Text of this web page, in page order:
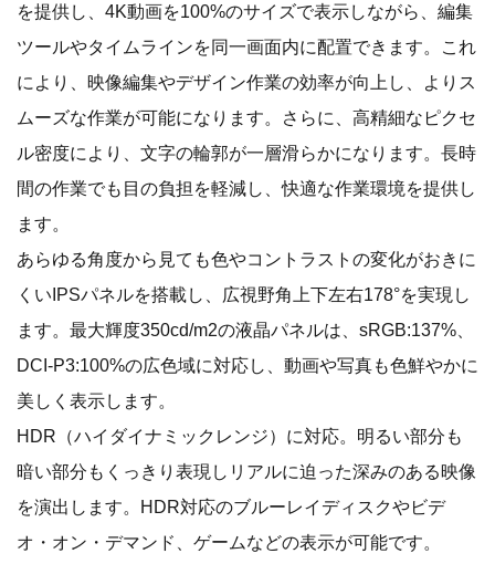
を提供し、4K動画を100%のサイズで表示しながら、編集
ツールやタイムラインを同一画面内に配置できます。これ
により、映像編集やデザイン作業の効率が向上し、よりス
ムーズな作業が可能になります。さらに、高精細なピクセ
ル密度により、文字の輪郭が一層滑らかになります。長時
間の作業でも目の負担を軽減し、快適な作業環境を提供し
ます。
あらゆる角度から見ても色やコントラストの変化がおきに
くいIPSパネルを搭載し、広視野角上下左右178°を実現し
ます。最大輝度350cd/m2の液晶パネルは、sRGB:137%、
DCI-P3:100%の広色域に対応し、動画や写真も色鮮やかに
美しく表示します。
HDR（ハイダイナミックレンジ）に対応。明るい部分も
暗い部分もくっきり表現しリアルに迫った深みのある映像
を演出します。HDR対応のブルーレイディスクやビデ
オ・オン・デマンド、ゲームなどの表示が可能です。